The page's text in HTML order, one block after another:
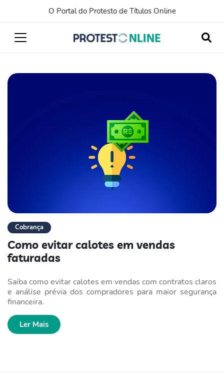
O Portal do Protesto de Títulos Online
Cobrança
Como evitar calotes em vendas
faturadas
Saiba como evitar calotes em vendas com contratos claros
e análise prévia dos compradores para maior segurança
financeira.
Ler Mais